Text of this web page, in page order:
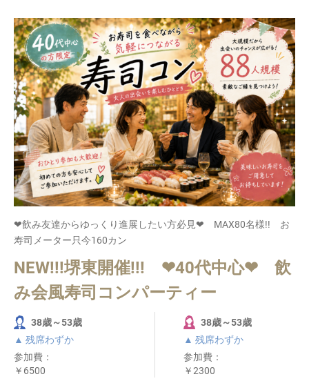
❤飲み友達からゆっくり進展したい方必見❤ MAX80名様!! お
寿司メーター只今160カン
NEW!!!堺東開催!!! ❤40代中心❤ 飲
み会風寿司コンパーティー
38歳～53歳
▲ 残席わずか
参加費：
￥6500
38歳～53歳
▲ 残席わずか
参加費：
￥2300